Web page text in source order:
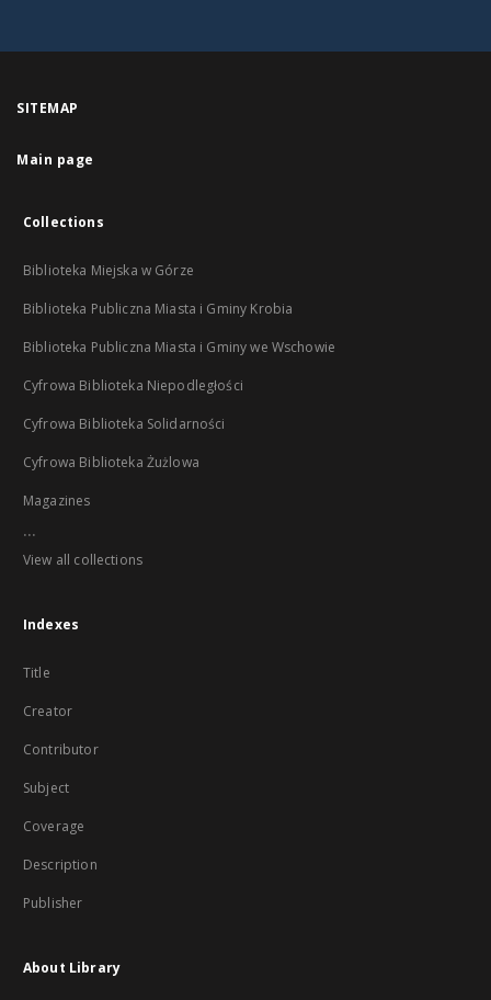
SITEMAP
Main page
Collections
Biblioteka Miejska w Górze
Biblioteka Publiczna Miasta i Gminy Krobia
Biblioteka Publiczna Miasta i Gminy we Wschowie
Cyfrowa Biblioteka Niepodległości
Cyfrowa Biblioteka Solidarności
Cyfrowa Biblioteka Żużlowa
Magazines
...
View all collections
Indexes
Title
Creator
Contributor
Subject
Coverage
Description
Publisher
About Library